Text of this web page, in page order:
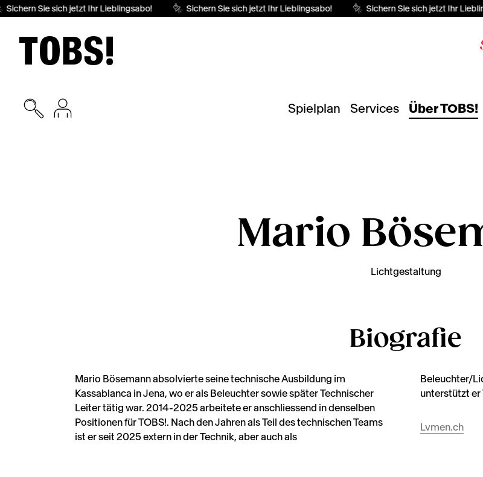
Sichern Sie sich jetzt Ihr Lieblingsabo! Sichern Sie sich jetzt Ihr Lieblingsabo! Sichern Sie sich jetzt Ihr
Spielplan Services Über TOBS!
Mario
Lichtgestaltung
Biografie
Mario Bösemann absolvierte seine technische Ausbildung im
Kassablanca in Jena, wo er als Beleuchter sowie später Technischer
Leiter tätig war. 2014-2025 arbeitete er anschliessend in denselben
Positionen für TOBS!. Nach den Jahren als Teil des technischen Teams
ist er seit 2025 extern in der Technik, aber auch als
Beleuchter/Lichtdesigner tätig. Als ein drittel der Lvmen GmbH
unterstützt er
Lvmen.ch